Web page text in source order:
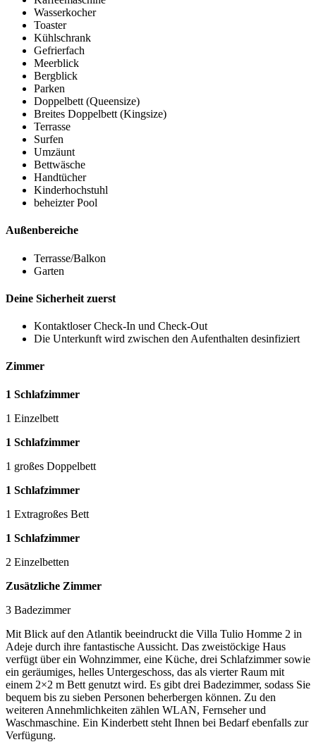
Wasserkocher
Toaster
Kühlschrank
Gefrierfach
Meerblick
Bergblick
Parken
Doppelbett (Queensize)
Breites Doppelbett (Kingsize)
Terrasse
Surfen
Umzäunt
Bettwäsche
Handtücher
Kinderhochstuhl
beheizter Pool
Außenbereiche
Terrasse/Balkon
Garten
Deine Sicherheit zuerst
Kontaktloser Check-In und Check-Out
Die Unterkunft wird zwischen den Aufenthalten desinfiziert
Zimmer
1 Schlafzimmer
1 Einzelbett
1 Schlafzimmer
1 großes Doppelbett
1 Schlafzimmer
1 Extragroßes Bett
1 Schlafzimmer
2 Einzelbetten
Zusätzliche Zimmer
3 Badezimmer
Mit Blick auf den Atlantik beeindruckt die Villa Tulio Homme 2 in
Adeje durch ihre fantastische Aussicht. Das zweistöckige Haus
verfügt über ein Wohnzimmer, eine Küche, drei Schlafzimmer sowie
ein geräumiges, helles Untergeschoss, das als vierter Raum mit
einem 2×2 m Bett genutzt wird. Es gibt drei Badezimmer, sodass Sie
bequem bis zu sieben Personen beherbergen können. Zu den
weiteren Annehmlichkeiten zählen WLAN, Fernseher und
Waschmaschine. Ein Kinderbett steht Ihnen bei Bedarf ebenfalls zur
Verfügung.